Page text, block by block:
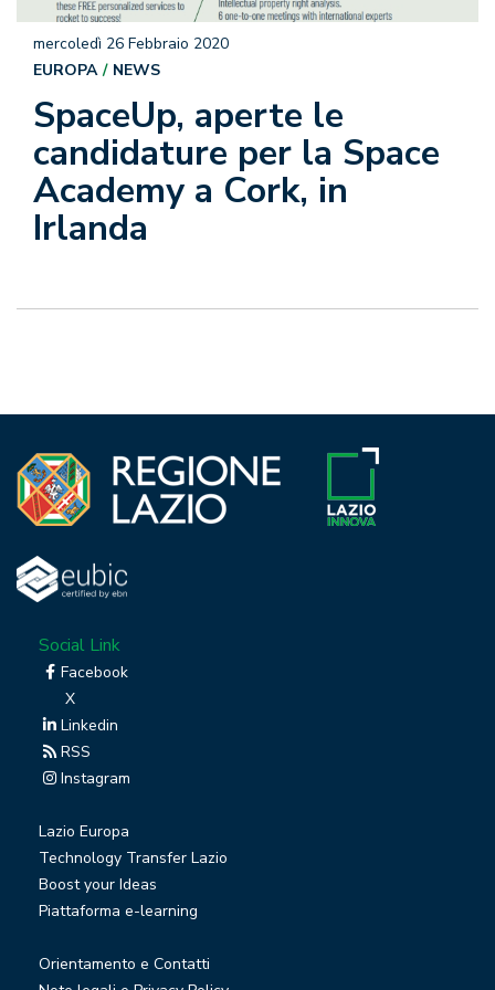
SpaceUp, aperte le
candidature per la Space
Academy a Cork, in
Irlanda
mercoledì 26 Febbraio 2020
EUROPA
NEWS
Social Link
Facebook
X
Linkedin
RSS
Instagram
Lazio Europa
Technology Transfer Lazio
Boost your Ideas
Piattaforma e-learning
Orientamento e Contatti